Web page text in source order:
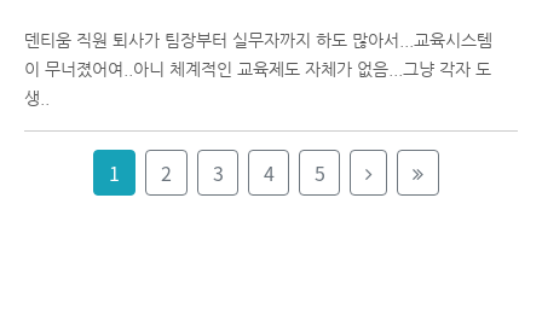
덴티움 직원 퇴사가 팀장부터 실무자까지 하도 많아서...교육시스템
이 무너졌어여..아니 체계적인 교육제도 자체가 없음...그냥 각자 도
생..
1 2 3 4 5